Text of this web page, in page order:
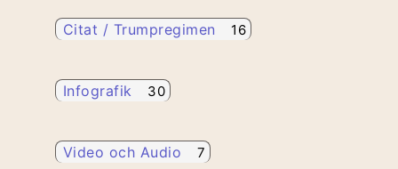
Citat / Trumpregimen 16
Infografik 30
Video och Audio 7